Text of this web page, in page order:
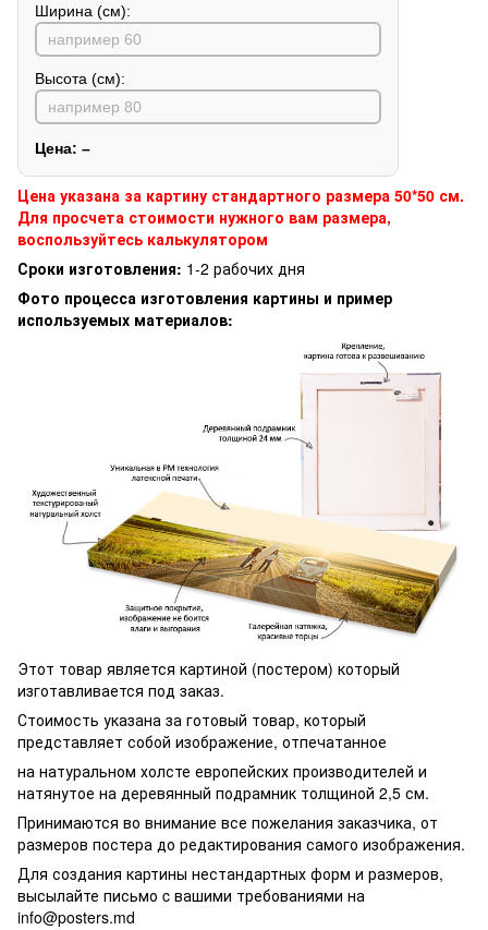
Ширина (см):
Высота (см):
Цена: –
Цена указана за картину стандартного размера 50*50 см.
Для просчета стоимости нужного вам размера,
воспользуйтесь калькулятором
Сроки изготовления: 1-2 рабочих дня
Фото процесса изготовления картины и пример
используемых материалов:
Этот товар является картиной (постером) который
изготавливается под заказ.
Стоимость указана за готовый товар, который
представляет собой изображение, отпечатанное
на натуральном холсте европейских производителей и
натянутое на деревянный подрамник толщиной 2,5 см.
Принимаются во внимание все пожелания заказчика, от
размеров постера до редактирования самого изображения.
Для создания картины нестандартных форм и размеров,
высылайте письмо c вашими требованиями на
info@posters.md